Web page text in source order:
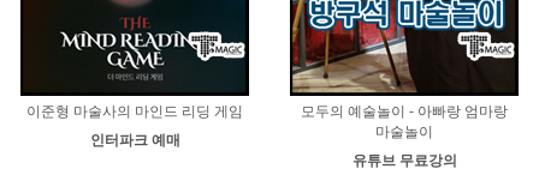
이준형 마술사의 마인드 리딩 게임
인터파크 예매
모두의 예술놀이 - 아빠랑 엄마랑
마술놀이
유튜브 무료강의